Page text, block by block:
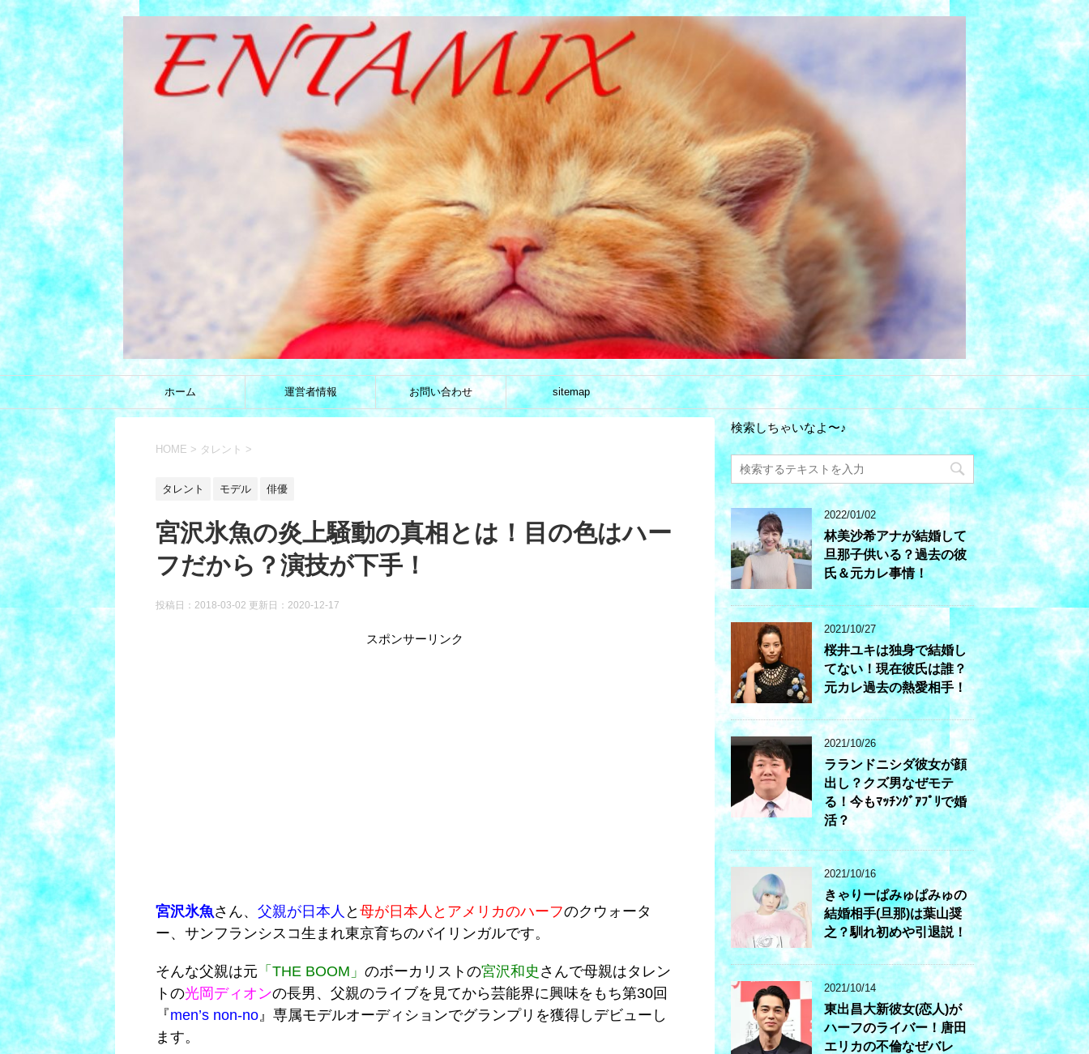
ホーム 運営者情報 お問い合わせ sitemap
HOME > タレント >
タレント モデル 俳優
宮沢氷魚の炎上騒動の真相とは！目の色はハー
フだから？演技が下手！
投稿日：2018-03-02 更新日： 2020-12-17
スポンサーリンク
宮沢氷魚さん、 父親が日本人 と 母が日本人とアメリカのハーフのクウォータ
ー、サンフランシスコ生まれ東京育ちのバイリンガルです。
そんな父親は元 「THE BOOM」 のボーカリストの宮沢和史 さんで母親はタレン
トの光岡ディオンの長男、父親のライブを見てから芸能界に興味をもち第30回
『men’s non-no 』専属モデルオーディションでグランプリを獲得しデビューし
ます。
検索しちゃいなよ〜♪
2022/01/02
林美沙希アナが結婚して
旦那子供いる？過去の彼
氏＆元カレ事情！
2021/10/27
桜井ユキは独身で結婚し
てない！現在彼氏は誰？
元カレ過去の熱愛相手！
2021/10/26
ラランドニシダ彼女が顔
出し？クズ男なぜモテ
る！今もﾏｯﾁﾝｸﾞｱﾌﾟﾘで婚
活？
2021/10/16
きゃりーぱみゅぱみゅの
結婚相手(旦那)は葉山奨
之？馴れ初めや引退説！
2021/10/14
東出昌大新彼女(恋人)が
ハーフのライバー！唐田
エリカの不倫なぜバレ